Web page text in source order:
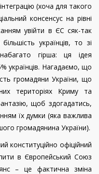
(хоча для такого
консенсус на рівні
увійти в ЄС сяк-так
українців, то зі
гірша: ця ідея
українців. Нагадаємо, що
громадяни України, що
територіях Криму та
щоб здогадатись,
їх думки (яка важлива
громадянина України).
конституційно офіційний
в Європейський Союз
– це фактична зміна